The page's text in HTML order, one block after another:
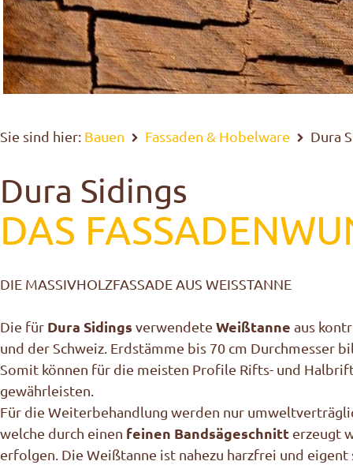
Sie sind hier: Bauen Fassaden & Hobelware Dura
Dura Sidings
DAS
DIE MASSIVHOLZFASSADE AUS WEISSTANNE
Die für Dura Sidings verwendete Weißtanne aus
und der Schweiz. Erdstämme bis 70 cm Durchmesser
Somit können für die meisten Profile Rifts- und
gewährleisten.
Für die Weiterbehandlung werden nur
welche durch einen feinen Bandsägeschnitt erzeugt
erfolgen. Die Weißtanne ist nahezu harzfrei und